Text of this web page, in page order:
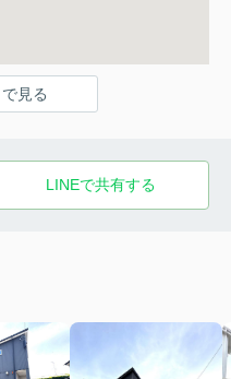
見る
LINEで共有する